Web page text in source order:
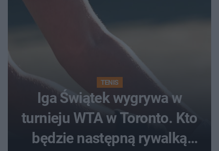
TENIS
Iga Świątek wygrywa w
turnieju WTA w Toronto. Kto
będzie następną rywalką